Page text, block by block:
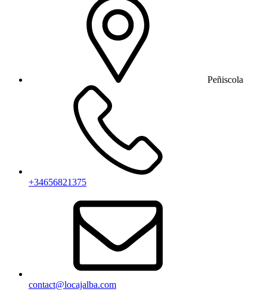
Peñiscola
+34656821375
contact@locajalba.com